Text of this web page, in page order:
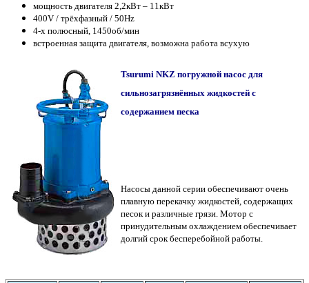
мощность двигателя 2,2кВт – 11кВт
400V / трёхфазный / 50Hz
4-х полюсный, 1450об/мин
встроенная защита двигателя, возможна работа всухую
Tsurumi NKZ погружной насос для
сильнозагрязнённых жидкостей с
содержанием песка
Насосы данной серии обеспечивают очень
плавную перекачку жидкостей, содержащих
песок и различные грязи. Мотор с
принудительным охлаждением обеспечивает
долгий срок бесперебойной работы.